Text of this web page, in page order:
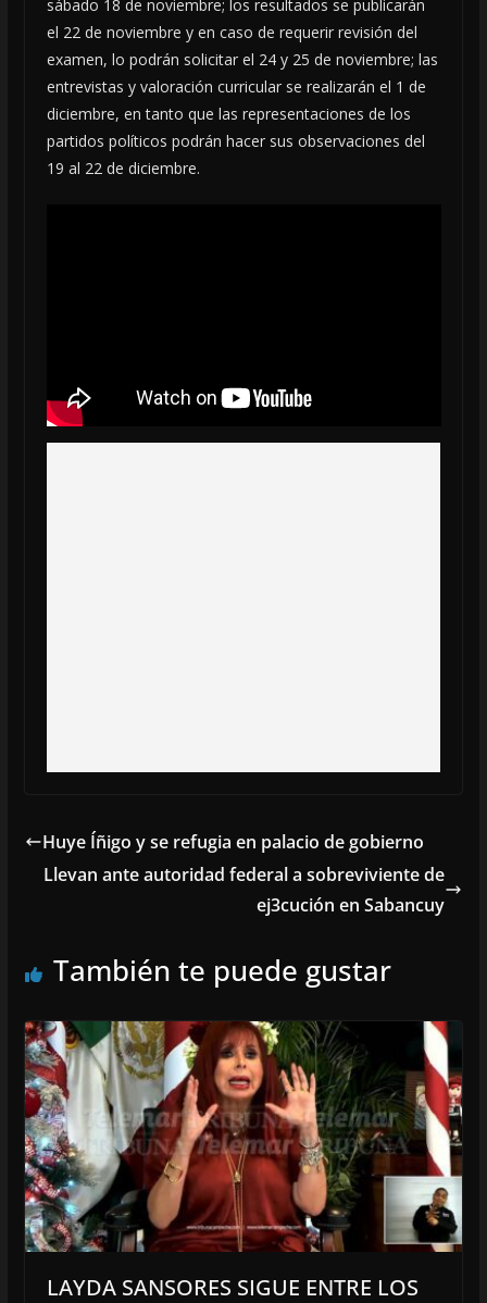
sábado 18 de noviembre; los resultados se publicarán
el 22 de noviembre y en caso de requerir revisión del
examen, lo podrán solicitar el 24 y 25 de noviembre; las
entrevistas y valoración curricular se realizarán el 1 de
diciembre, en tanto que las representaciones de los
partidos políticos podrán hacer sus observaciones del
19 al 22 de diciembre.
Huye Íñigo y se refugia en palacio de gobierno
Llevan ante autoridad federal a sobreviviente de
ej3cución en Sabancuy
También te puede gustar
LAYDA SANSORES SIGUE ENTRE LOS